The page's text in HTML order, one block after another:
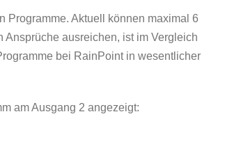
Programme. Aktuell können maximal 6
Ansprüche ausreichen, ist im Vergleich
bei RainPoint in wesentlicher
am Ausgang 2 angezeigt: